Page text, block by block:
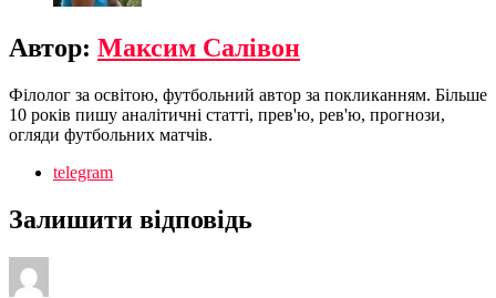
Автор: Максим Салівон
Філолог за освітою, футбольний автор за покликанням. Більше
10 років пишу аналітичні статті, прев'ю, рев'ю, прогнози,
огляди футбольних матчів.
telegram
Залишити відповідь